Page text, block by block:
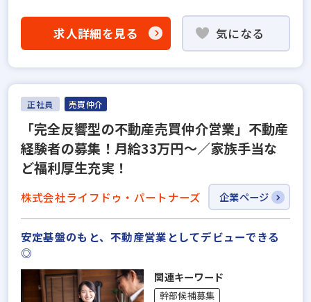
求人詳細を見る 気になる
正社員 売買仲介
「完全反響型の不動産売買仲介営業」不動産
経験者の募集！月給33万円～／家族手当な
ど福利厚生充実！
株式会社ライフドゥ・パートナーズ 企業ページ
安定基盤のもと、不動産営業としてデビューできる
◎
関連キーワード
幹部候補募集